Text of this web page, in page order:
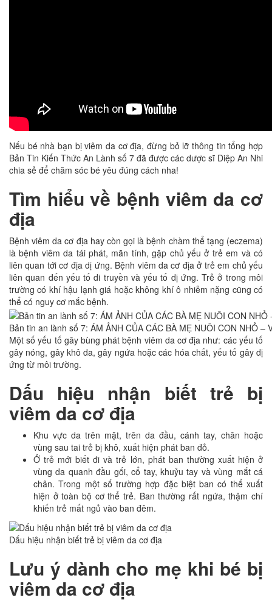
Nếu bé nhà bạn bị viêm da cơ địa, đừng bỏ lỡ thông tin tổng hợp
Bản Tin Kiến Thức An Lành số 7 đã được các dược sĩ Diệp An Nhi
chia sẻ để chăm sóc bé yêu đúng cách nha!
Tìm hiểu về bệnh viêm da cơ
địa
Bệnh viêm da cơ địa hay còn gọi là bệnh chàm thể tạng (eczema)
là bệnh viêm da tái phát, mãn tính, gặp chủ yếu ở trẻ em và có
liên quan tới cơ địa dị ứng. Bệnh viêm da cơ địa ở trẻ em chủ yếu
liên quan đến yếu tố di truyền và yếu tố dị ứng. Trẻ ở trong môi
trường có khí hậu lạnh giá hoặc không khí ô nhiễm nặng cũng có
thể có nguy cơ mắc bệnh.
Bản tin an lành số 7: ÁM ẢNH CỦA CÁC BÀ MẸ NUÔI CON NHỎ –
Một số yếu tố gây bùng phát bệnh viêm da cơ địa như: các yếu tố
gây nóng, gây khô da, gây ngứa hoặc các hóa chất, yếu tố gây dị
ứng từ môi trường.
Dấu hiệu nhận biết trẻ bị
viêm da cơ địa
Khu vực da trên mặt, trên da đầu, cánh tay, chân hoặc
vùng sau tai trẻ bị khô, xuất hiện phát ban đỏ.
Ở trẻ mới biết đi và trẻ lớn, phát ban thường xuất hiện ở
vùng da quanh đầu gối, cổ tay, khuỷu tay và vùng mắt cá
chân. Trong một số trường hợp đặc biệt ban có thể xuất
hiện ở toàn bộ cơ thể trẻ. Ban thường rất ngứa, thậm chí
khiến trẻ mất ngủ vào ban đêm.
Dấu hiệu nhận biết trẻ bị viêm da cơ địa
Lưu ý dành cho mẹ khi bé bị
viêm da cơ địa